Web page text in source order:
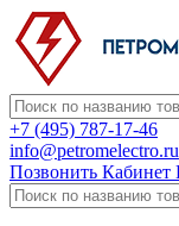
+7 (495) 787-17-46
info@petromelectro.ru
Позвонить Кабинет